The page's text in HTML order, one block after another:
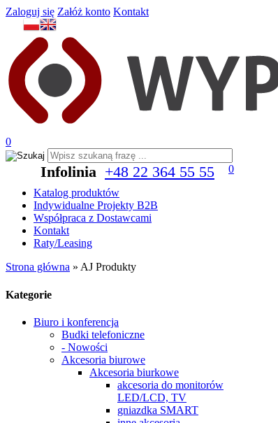
Zaloguj się Załóż konto Kontakt
0
Infolinia +48 22 364 55 55
0
Katalog produktów
Indywidualne Projekty B2B
Współpraca z Dostawcami
Kontakt
Raty/Leasing
Strona główna » AJ Produkty
Kategorie
Biuro i konferencja
Budki telefoniczne
- Nowości
Akcesoria biurowe
Akcesoria biurkowe
akcesoria do monitorów
LED/LCD, TV
gniazdka SMART